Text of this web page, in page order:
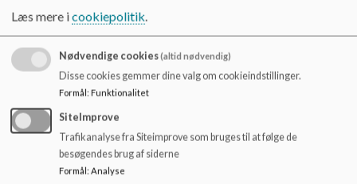
i
https://www.was.digst.dk/troldehusene-aula-dk
Troldehusene
Østerrisvej 36 b
ltha@skivekommune.dk
99153370
Læs mere icookiepolitik.
Nødvendige cookies(altid nødvendig)
Disse cookies gemmer dine valg om cookieindstillinger.
Formål: Funktionalitet
SiteImprove
Trafikanalyse fra Siteimprove som bruges til at følge de
besøgendes brug af siderne
Formål: Analyse